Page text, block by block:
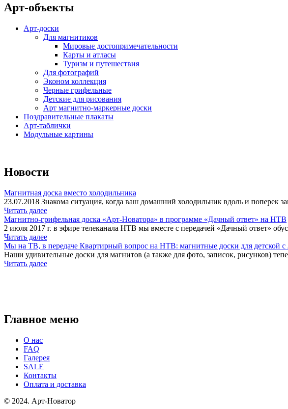
Арт-объекты
Арт-доски
Для магнитиков
Мировые достопримечательности
Карты и атласы
Туризм и путешествия
Для фотографий
Эконом коллекция
Черные грифельные
Детские для рисования
Арт магнитно-маркерные доски
Поздравительные плакаты
Арт-таблички
Модульные картины
Новости
Магнитная доска вместо холодильника
23.07.2018 Знакома ситуация, когда ваш домашний холодильник вдоль и поперек
Читать далее
Магнитно-грифельная доска «Арт-Новатора» в программе «Дачный ответ» на НТВ
2 июля 2017 г. в эфире телеканала НТВ мы вместе с передачей «Дачный ответ»
Читать далее
Мы на ТВ, в передаче Квартирный вопрос на НТВ: магнитные доски для детской с
Наши удивительные доски для магнитов (а также для фото, записок, рисунков)
Читать далее
Главное меню
О нас
FAQ
Галерея
SALE
Контакты
Оплата и доставка
© 2024. Арт-Новатор